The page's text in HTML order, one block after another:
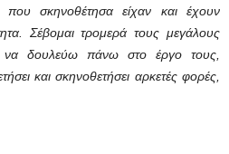
που σκηνοθέτησα είχαν και έχουν
Σέβομαι τρομερά τους μεγάλους
να δουλεύω πάνω στο έργο τους,
και σκηνοθετήσει αρκετές φορές,